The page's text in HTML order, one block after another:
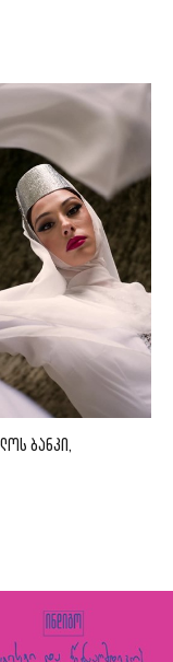
ᲑᲐᲜᲙᲘ,